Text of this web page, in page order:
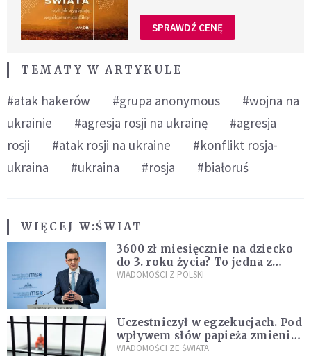
SPRAWDŹ CENĘ
TEMATY W ARTYKULE
#atak hakerów #grupa anonymous
#wojna na
ukrainie
#agresja rosji na ukrainę
#agresja
rosji
#atak rosji na ukraine
#konflikt rosja-
ukraina
#ukraina #rosja #białoruś
WIĘCEJ W:ŚWIAT
3600 zł miesięcznie na dziecko
do 3. roku życia? To jedna z
propozycji programu "Rozwój
WIADOMOŚCI Z POLSKI
Uczestniczył w egzekucjach. Pod
wpływem słów papieża zmienił
zdanie
WIADOMOŚCI ZE ŚWIATA